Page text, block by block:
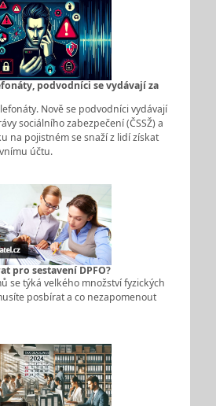
podvodníci se vydávají za
Nově se podvodníci vydávají
sociálního zabezpečení (ČSSŽ) a
na pojistném se snaží z lidí získat
účtu.
pro sestavení DPFO?
se týká velkého množství fyzických
posbírat a co nezapomenout